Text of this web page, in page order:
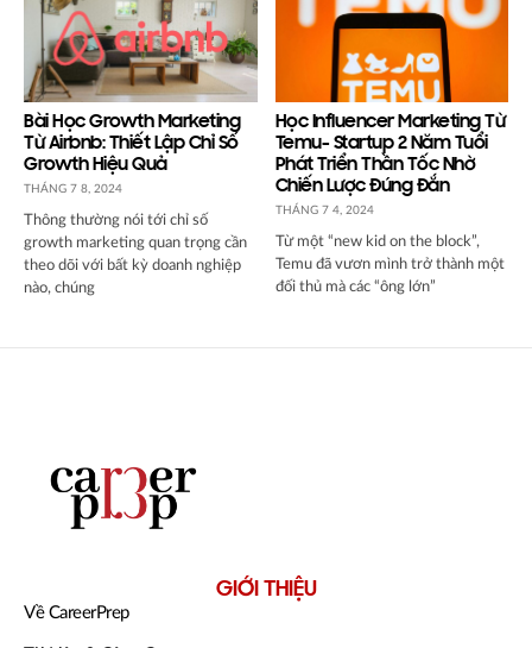
Bài Học Growth Marketing
Từ Airbnb: Thiết Lập Chỉ Số
Growth Hiệu Quả
THÁNG 7 8, 2024
Thông thường nói tới chỉ số
growth marketing quan trọng cần
theo dõi với bất kỳ doanh nghiệp
nào, chúng
Học Influencer Marketing Từ
Temu- Startup 2 Năm Tuổi
Phát Triển Thần Tốc Nhờ
Chiến Lược Đúng Đắn
THÁNG 7 4, 2024
Từ một “new kid on the block”,
Temu đã vươn mình trở thành một
đối thủ mà các “ông lớn”
GIỚI THIỆU
Về CareerPrep